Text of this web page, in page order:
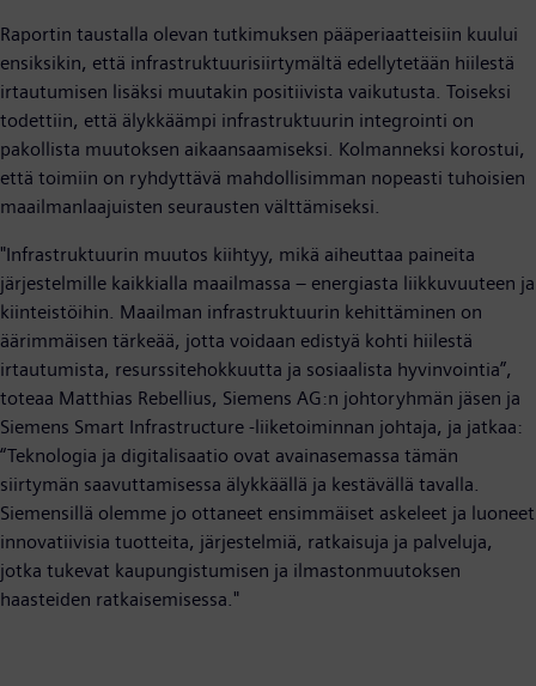
Raportin taustalla olevan tutkimuksen pääperiaatteisiin kuului
ensiksikin, että infrastruktuurisiirtymältä edellytetään hiilestä
irtautumisen lisäksi muutakin positiivista vaikutusta. Toiseksi
todettiin, että älykkäämpi infrastruktuurin integrointi on
pakollista muutoksen aikaansaamiseksi. Kolmanneksi korostui,
että toimiin on ryhdyttävä mahdollisimman nopeasti tuhoisien
maailmanlaajuisten seurausten välttämiseksi.
"Infrastruktuurin muutos kiihtyy, mikä aiheuttaa paineita
järjestelmille kaikkialla maailmassa – energiasta liikkuvuuteen ja
kiinteistöihin. Maailman infrastruktuurin kehittäminen on
äärimmäisen tärkeää, jotta voidaan edistyä kohti hiilestä
irtautumista, resurssitehokkuutta ja sosiaalista hyvinvointia”,
toteaa Matthias Rebellius, Siemens AG:n johtoryhmän jäsen ja
Siemens Smart Infrastructure -liiketoiminnan johtaja, ja jatkaa:
“Teknologia ja digitalisaatio ovat avainasemassa tämän
siirtymän saavuttamisessa älykkäällä ja kestävällä tavalla.
Siemensillä olemme jo ottaneet ensimmäiset askeleet ja luoneet
innovatiivisia tuotteita, järjestelmiä, ratkaisuja ja palveluja,
jotka tukevat kaupungistumisen ja ilmastonmuutoksen
haasteiden ratkaisemisessa."